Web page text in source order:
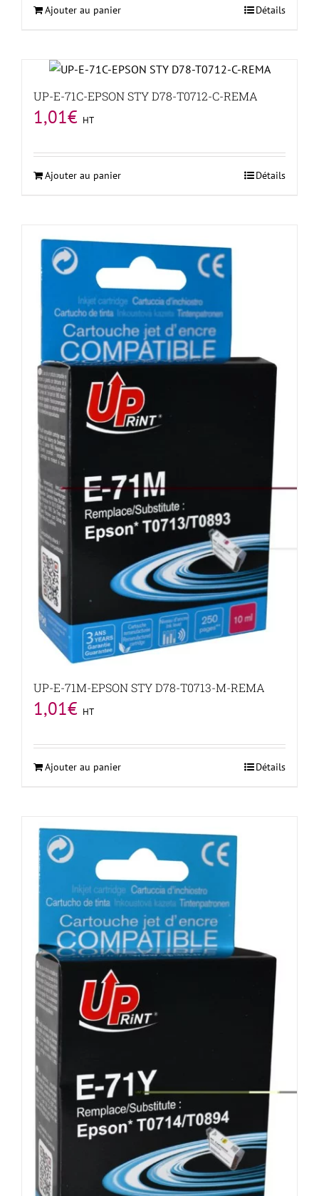
Ajouter au panier Détails
UP-E-71C-EPSON STY D78-T0712-C-REMA
1,01€ HT
Ajouter au panier Détails
UP-E-71M-EPSON STY D78-T0713-M-REMA
1,01€ HT
Ajouter au panier Détails